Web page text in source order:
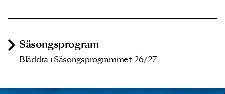
Säsongsprogram
Bläddra i Säsongsprogrammet 26/27